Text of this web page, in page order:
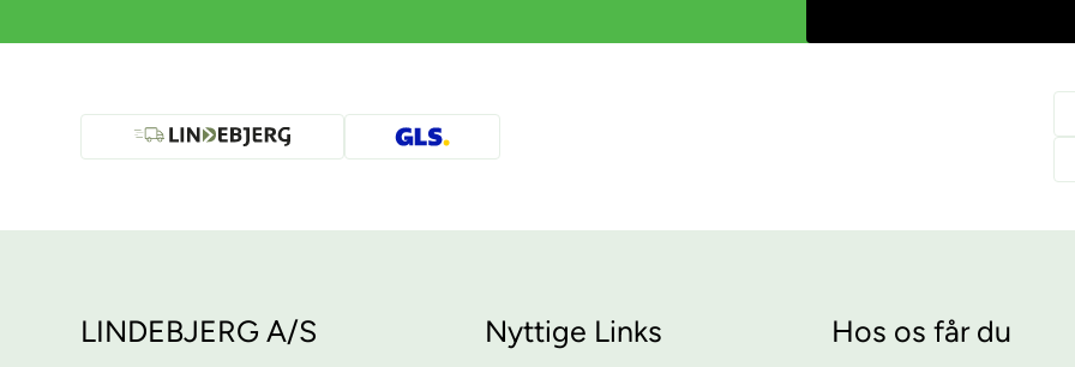
LINDEBJERG A/S Nyttige Links Hos os får du